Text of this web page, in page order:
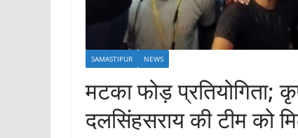
SAMASTIPUR NEWS
मटका फोड़ प्रतियोगिता;
दलसिंहसराय की टीम को